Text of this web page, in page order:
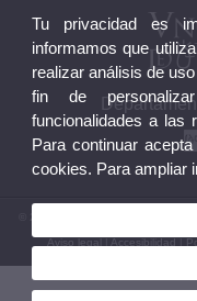
© 2026 UV. - Av. Vicent Andrés
Aviso legal |Accesibilidad
Tu privacidad es
informamos que
realizar análisis de
fin de
funcionalidades a las
Para continuar
cookies. Para ampliar